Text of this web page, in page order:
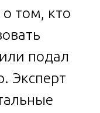
о том, кто
подал
Эксперт